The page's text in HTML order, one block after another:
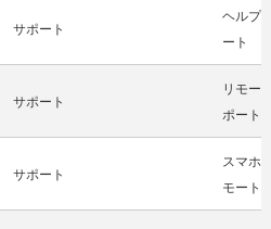
サポート
ヘルプ
ート
サポート
リモー
ポート
サポート
スマホ
モート